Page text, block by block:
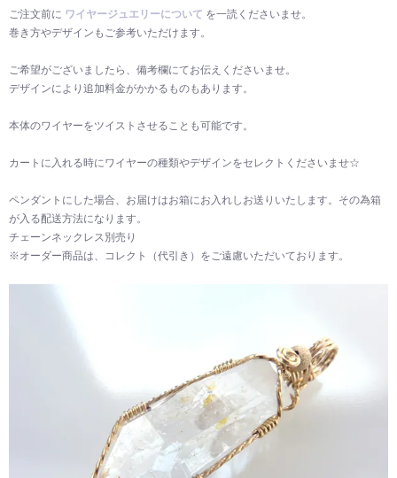
ご注文前に ワイヤージュエリーについて を一読くださいませ。
巻き方やデザインもご参考いただけます。
ご希望がございましたら、備考欄にてお伝えくださいませ。
デザインにより追加料金がかかるものもあります。
本体のワイヤーをツイストさせることも可能です。
カートに入れる時にワイヤーの種類やデザインをセレクトくださいませ☆
ペンダントにした場合、お届けはお箱にお入れしお送りいたします。その為箱
が入る配送方法になります。
チェーンネックレス別売り
※オーダー商品は、コレクト（代引き）をご遠慮いただいております。